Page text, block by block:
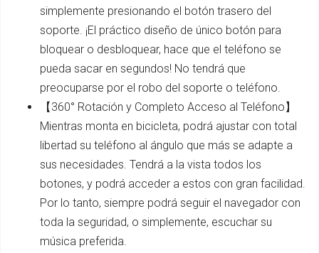
simplemente presionando el botón trasero del
soporte. ¡El práctico diseño de único botón para
bloquear o desbloquear, hace que el teléfono se
pueda sacar en segundos! No tendrá que
preocuparse por el robo del soporte o teléfono.
【360° Rotación y Completo Acceso al Teléfono】
Mientras monta en bicicleta, podrá ajustar con total
libertad su teléfono al ángulo que más se adapte a
sus necesidades. Tendrá a la vista todos los
botones, y podrá acceder a estos con gran facilidad.
Por lo tanto, siempre podrá seguir el navegador con
toda la seguridad, o simplemente, escuchar su
música preferida.